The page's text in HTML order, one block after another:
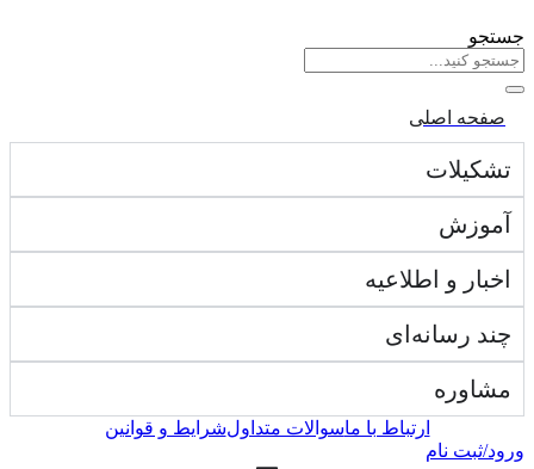
جستجو
صفحه اصلی
تشکیلات
آموزش
اخبار و اطلاعیه
چند رسانه‌ای
مشاوره
ارتباط با ماسوالات متداولشرایط و قوانین
ورود/ثبت نام